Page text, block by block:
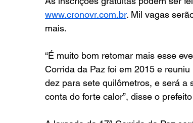
www.cronovr.com.br. Mil vagas
mais.
“É muito bom retomar mais esse
Corrida da Paz foi em 2015 e
dez para sete quilômetros, e será a
conta do forte calor”, disse o